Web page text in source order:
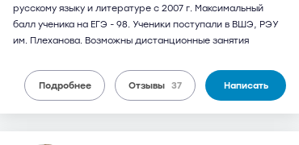
русскому языку и литературе с 2007 г. Максимальный
балл ученика на ЕГЭ - 98. Ученики поступали в ВШЭ, РЭУ
им. Плеханова. Возможны дистанционные занятия
Подробнее Отзывы 37 Написать